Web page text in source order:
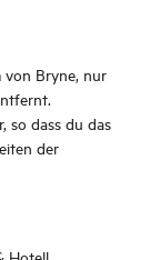
von Bryne, nur
so dass du das
der